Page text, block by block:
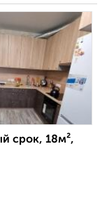
срок, 18м²,